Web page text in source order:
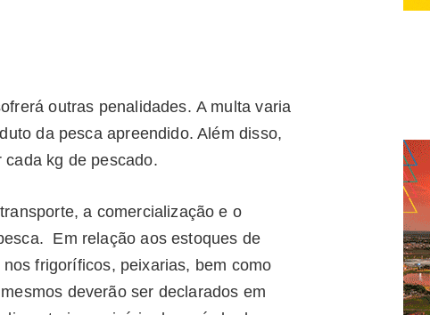
outras penalidades. A multa varia
da pesca apreendido. Além disso,
cada kg de pescado.
a comercialização e o
Em relação aos estoques de
frigoríficos, peixarias, bem como
deverão ser declarados em